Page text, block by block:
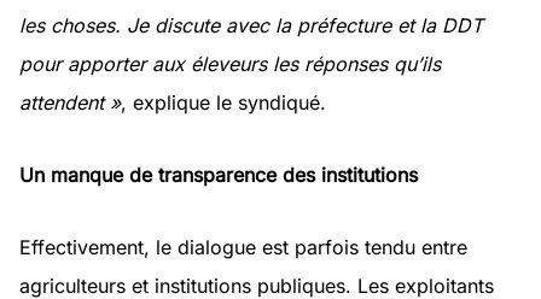
les choses. Je discute avec la préfecture et la DDT
pour apporter aux éleveurs les réponses qu’ils
attendent », explique le syndiqué.
Un manque de transparence des institutions
Effectivement, le dialogue est parfois tendu entre
agriculteurs et institutions publiques. Les exploitants